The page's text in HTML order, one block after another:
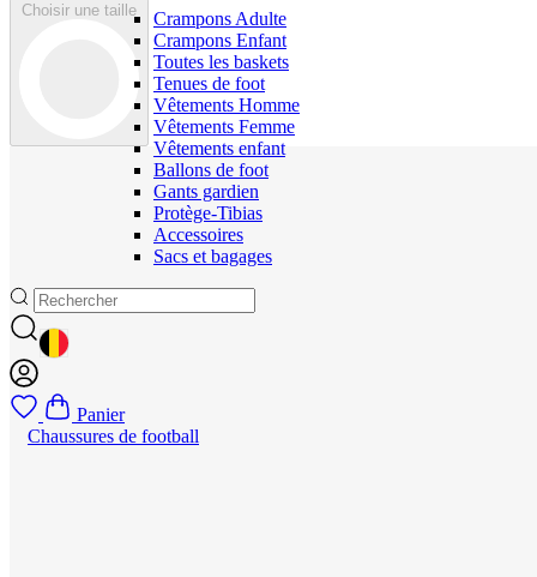
Crampons Adulte
Crampons Enfant
Toutes les baskets
Tenues de foot
Vêtements Homme
Vêtements Femme
Vêtements enfant
Ballons de foot
Gants gardien
Protège-Tibias
Accessoires
Sacs et bagages
GEOLOCATION BUTTON: BELGIQUE
Panier
Chaussures de football
Choisir une taille